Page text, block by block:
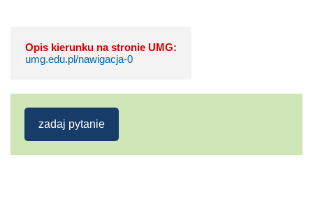
Opis kierunku na stronie UMG:
umg.edu.pl/nawigacja-0
zadaj pytanie